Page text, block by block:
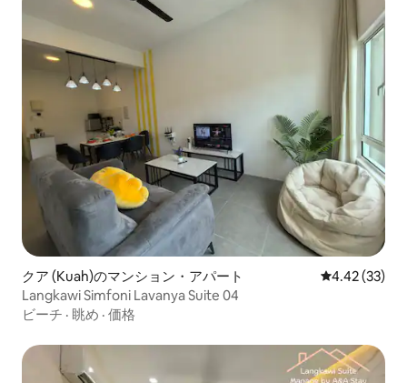
クア (Kuah)のマンション・アパート レビュー33
4.42 (33)
Langkawi Simfoni Lavanya Suite 04
ビーチ · 眺め · 価格